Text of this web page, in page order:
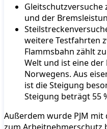
Gleitschutzversuche
und der
weitere Testfahrten
Flammsbahn zählt
Welt und ist eine
Norwegens. Aus
ist die Steigung
Steigung beträgt 55
Außerdem wurde PJM